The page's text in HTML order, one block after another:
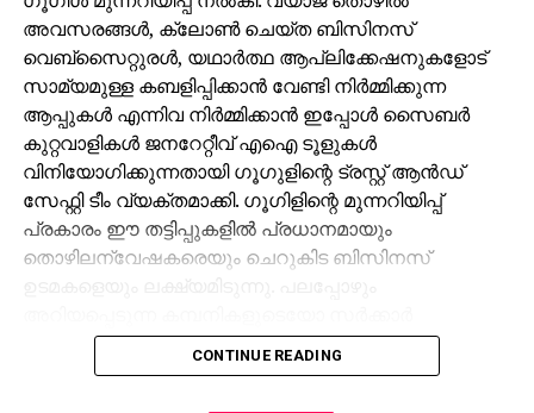
അവസരങ്ങള്‍, ക്ലോണ്‍ ചെയ്ത ബിസിനസ്
വെബ്‌സൈറ്റുരള്‍, യഥാര്‍ത്ഥ ആപ്ലിക്കേഷനുകളോട്
സാമ്യമുള്ള കബളിപ്പിക്കാന്‍ വേണ്ടി നിര്‍മ്മിക്കുന്ന
ആപ്പുകള്‍ എന്നിവ നിര്‍മ്മിക്കാന്‍ ഇപ്പോള്‍ സൈബര്‍
കുറ്റവാളികള്‍ ജനറേറ്റീവ് എഐ ടൂളുകള്‍
വിനിയോഗിക്കുന്നതായി ഗൂഗുളിന്റെ ട്രസ്റ്റ് ആന്‍ഡ്
സേഫ്റ്റി ടീം വ്യക്തമാക്കി. ഗൂഗിളിന്റെ മുന്നറിയിപ്പ്
പ്രകാരം ഈ തട്ടിപ്പുകളില്‍ പ്രധാനമായും
തൊഴിലന്വേഷകരെയും ചെറുകിട ബിസിനസ്
ഏജന്‍സികളുടെയോ പേരില്‍ വ്യാജ ജോലി
ലിസ്റ്റിംഗുകള്‍ സൃഷ്ടിക്കപ്പെടുന്നു. ഇരകളോട്
CONTINUE READING